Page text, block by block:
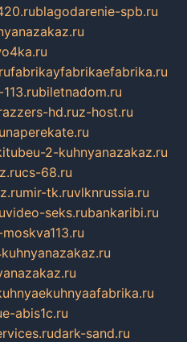
blagodarenie-spb.ru
fabrikayfabrikaefabrika.ru
biletnadom.ru
hd.ruz-host.ru
naperekate.ru
2-kuhnyanazakaz.ru
cs-68.ru
mir-tk.ruvlknrussia.ru
video-seks.rubankaribi.ru
e-abis1c.ru
dark-sand.ru